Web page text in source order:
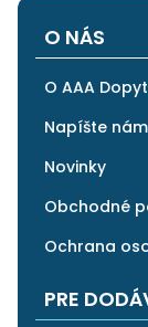
O NÁS
O AAA
Napíšte nám
Novinky
Obchodné
Ochrana
PRE